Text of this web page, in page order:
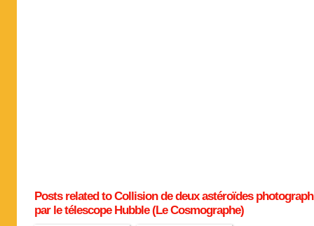
Posts related to Collision de deux astéroïdes
par le télescope Hubble (Le Cosmographe)